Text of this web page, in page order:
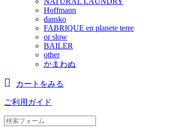
Hoffmann
dansko
FABRIQUE en planete terre
or slow
BAILER
other
かまわぬ
カートをみる
ご利用ガイド